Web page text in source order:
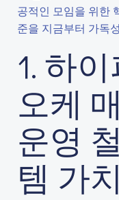
공적인 모임을 위한
준을 지금부터 가독
1. 하
오케
운영
템 가치